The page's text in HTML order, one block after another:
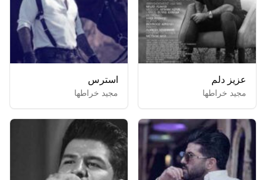
عزیز دلم
مجید خراطها
استرس
مجید خراطها